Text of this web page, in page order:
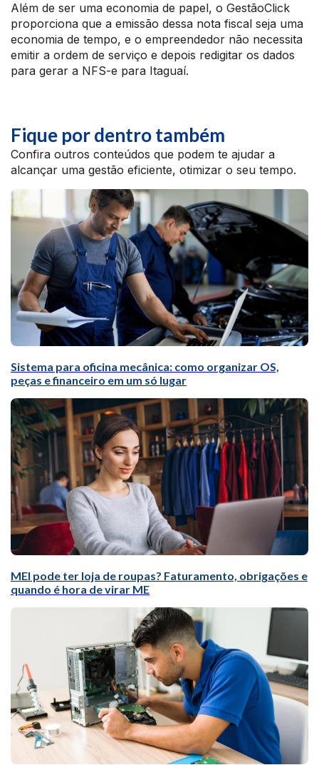
Além de ser uma economia de papel, o GestãoClick
proporciona que a emissão dessa nota fiscal seja uma
economia de tempo, e o empreendedor não necessita
emitir a ordem de serviço e depois redigitar os dados
para gerar a NFS-e para Itaguaí.
Fique por dentro também
Confira outros conteúdos que podem te ajudar a
alcançar uma gestão eficiente, otimizar o seu tempo.
Sistema para oficina mecânica: como organizar OS,
peças e financeiro em um só lugar
MEI pode ter loja de roupas? Faturamento, obrigações e
quando é hora de virar ME